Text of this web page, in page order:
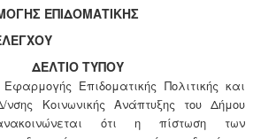
ΕΠΙΔΟΜΑΤΙΚΗΣ
ΔΕΛΤΙΟ ΤΥΠΟΥ
Επιδοματικής Πολιτικής και
Κοινωνικής Ανάπτυξης του Δήμου
ότι η πίστωση των